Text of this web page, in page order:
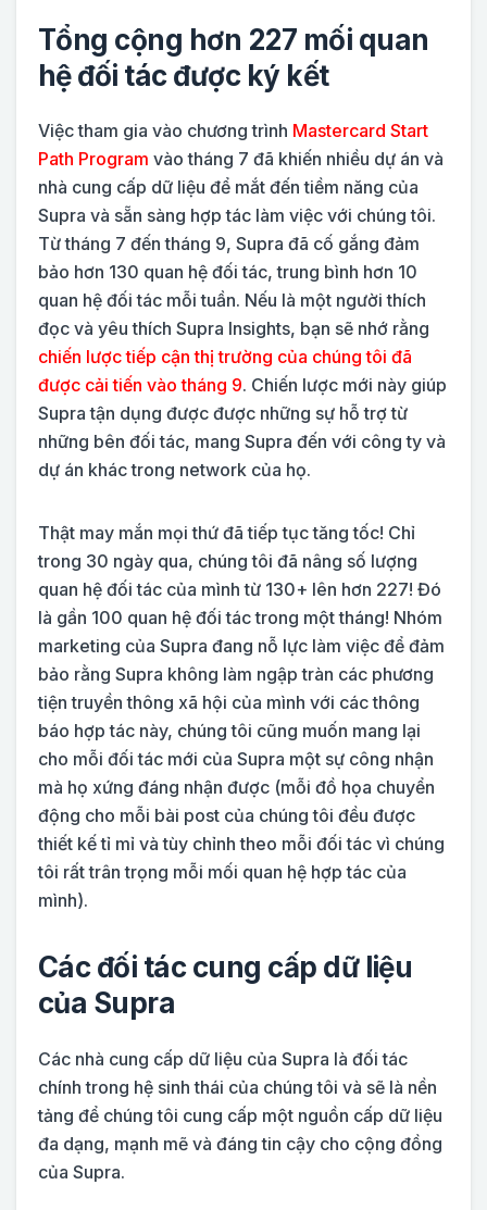
Tổng cộng hơn 227 mối quan
hệ đối tác được ký kết
Việc tham gia vào chương trình Mastercard Start
Path Program vào tháng 7 đã khiến nhiều dự án và
nhà cung cấp dữ liệu để mắt đến tiềm năng của
Supra và sẵn sàng hợp tác làm việc với chúng tôi.
Từ tháng 7 đến tháng 9, Supra đã cố gắng đảm
bảo hơn 130 quan hệ đối tác, trung bình hơn 10
quan hệ đối tác mỗi tuần. Nếu là một người thích
đọc và yêu thích Supra Insights, bạn sẽ nhớ rằng
chiến lược tiếp cận thị trường của chúng tôi đã
được cải tiến vào tháng 9. Chiến lược mới này giúp
Supra tận dụng được được những sự hỗ trợ từ
những bên đối tác, mang Supra đến với công ty và
dự án khác trong network của họ.
Thật may mắn mọi thứ đã tiếp tục tăng tốc! Chỉ
trong 30 ngày qua, chúng tôi đã nâng số lượng
quan hệ đối tác của mình từ 130+ lên hơn 227! Đó
là gần 100 quan hệ đối tác trong một tháng! Nhóm
marketing của Supra đang nỗ lực làm việc để đảm
bảo rằng Supra không làm ngập tràn các phương
tiện truyền thông xã hội của mình với các thông
báo hợp tác này, chúng tôi cũng muốn mang lại
cho mỗi đối tác mới của Supra một sự công nhận
mà họ xứng đáng nhận được (mỗi đồ họa chuyển
động cho mỗi bài post của chúng tôi đều được
thiết kế tỉ mỉ và tùy chỉnh theo mỗi đối tác vì chúng
tôi rất trân trọng mỗi mối quan hệ hợp tác của
mình).
Các đối tác cung cấp dữ liệu
của Supra
Các nhà cung cấp dữ liệu của Supra là đối tác
chính trong hệ sinh thái của chúng tôi và sẽ là nền
tảng để chúng tôi cung cấp một nguồn cấp dữ liệu
đa dạng, mạnh mẽ và đáng tin cậy cho cộng đồng
của Supra.